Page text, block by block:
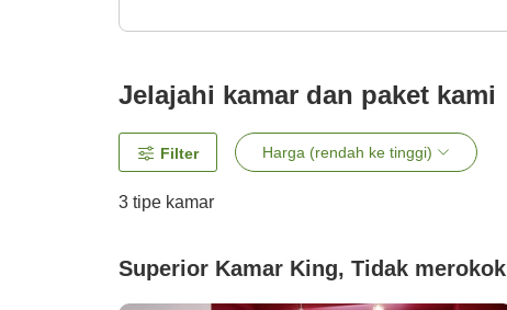
Jelajahi kamar dan paket kami
Filter Harga (rendah ke tinggi)
3 tipe kamar
Superior Kamar King, Tidak merokok